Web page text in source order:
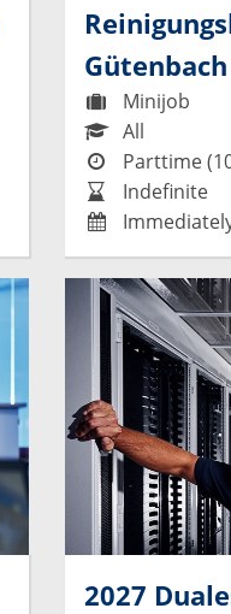
Gütenbach
Minijob
All
Parttime
Indefinite
2027